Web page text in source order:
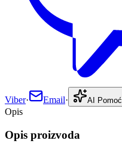
Viber· Email· AI Pomoć
Opis
Opis proizvoda